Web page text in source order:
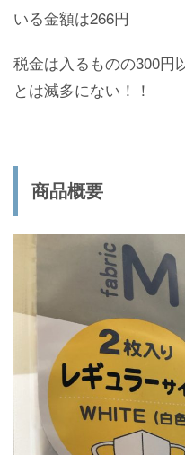
いる金額は266円
税金は入るものの300円
とは滅多にない！！
商品概要